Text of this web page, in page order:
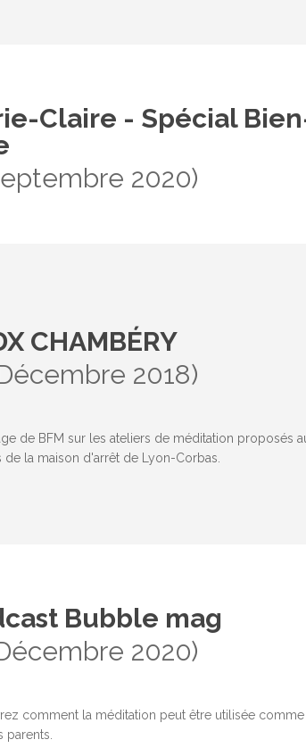
Claire - Spécial
2020)
CHAMBÉRY
2018)
de BFM sur les ateliers de méditation proposés
de la maison d'arrêt de Lyon-Corbas.
Bubble mag
2020)
comment la méditation peut être utilisée comme
parents.